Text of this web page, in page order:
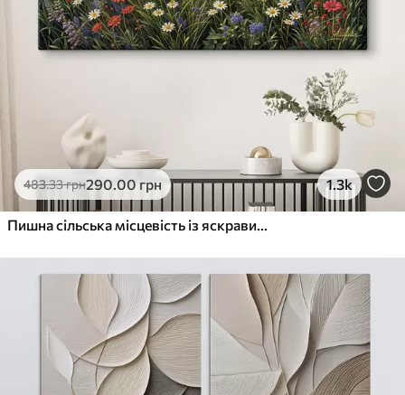
483.33грн290.00 грн 1.3k
Пишна сільська місцевість із яскравим лугом диких квітів, наповненим різнокольоровими квітами під хмарним небом